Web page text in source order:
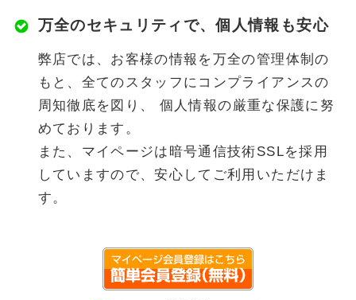
万全のセキュリティで、個人情報も安心
弊店では、お客様の情報を万全の管理体制の
もと、全てのスタッフにコンプライアンスの
周知徹底を図り、
個人情報の厳重な保護に努
めております。
また、マイページは暗号通信技術SSLを採用
していますので、安心してご利用いただけま
す。